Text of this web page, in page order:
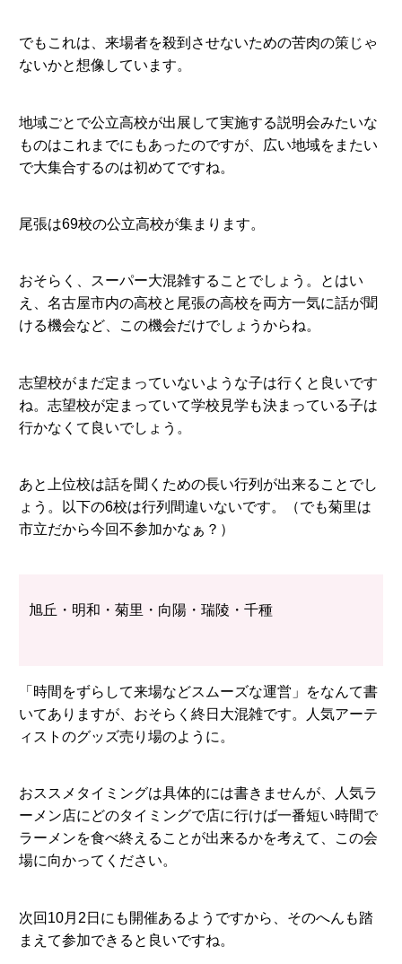
でもこれは、来場者を殺到させないための苦肉の策じゃ
ないかと想像しています。
地域ごとで公立高校が出展して実施する説明会みたいな
ものはこれまでにもあったのですが、広い地域をまたい
で大集合するのは初めてですね。
尾張は69校の公立高校が集まります。
おそらく、スーパー大混雑することでしょう。とはい
え、名古屋市内の高校と尾張の高校を両方一気に話が聞
ける機会など、この機会だけでしょうからね。
志望校がまだ定まっていないような子は行くと良いです
ね。志望校が定まっていて学校見学も決まっている子は
行かなくて良いでしょう。
あと上位校は話を聞くための長い行列が出来ることでし
ょう。以下の6校は行列間違いないです。（でも菊里は
市立だから今回不参加かなぁ？）
旭丘・明和・菊里・向陽・瑞陵・千種
「時間をずらして来場などスムーズな運営」をなんて書
いてありますが、おそらく終日大混雑です。人気アーテ
ィストのグッズ売り場のように。
おススメタイミングは具体的には書きませんが、人気ラ
ーメン店にどのタイミングで店に行けば一番短い時間で
ラーメンを食べ終えることが出来るかを考えて、この会
場に向かってください。
次回10月2日にも開催あるようですから、そのへんも踏
まえて参加できると良いですね。